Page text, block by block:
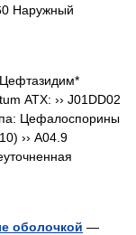
Наружный
АТХ: ›› J01DD02
Цефалоспорины
›› A04.9
оболочкой —